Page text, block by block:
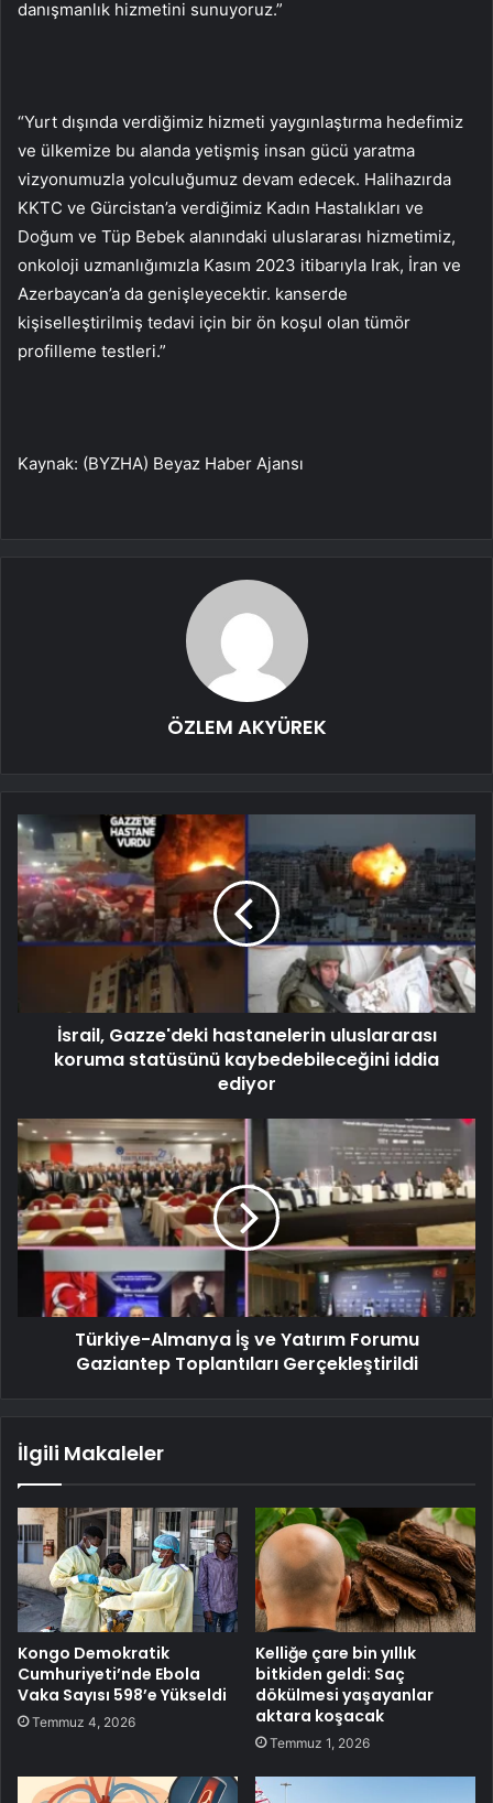
danışmanlık hizmetini sunuyoruz.”
“Yurt dışında verdiğimiz hizmeti yaygınlaştırma hedefimiz
ve ülkemize bu alanda yetişmiş insan gücü yaratma
vizyonumuzla yolculuğumuz devam edecek. Halihazırda
KKTC ve Gürcistan’a verdiğimiz Kadın Hastalıkları ve
Doğum ve Tüp Bebek alanındaki uluslararası hizmetimiz,
onkoloji uzmanlığımızla Kasım 2023 itibarıyla Irak, İran ve
Azerbaycan’a da genişleyecektir. kanserde
kişiselleştirilmiş tedavi için bir ön koşul olan tümör
profilleme testleri.”
Kaynak: (BYZHA) Beyaz Haber Ajansı
ÖZLEM AKYÜREK
İsrail, Gazze'deki hastanelerin uluslararası
koruma statüsünü kaybedebileceğini iddia
ediyor
Türkiye-Almanya İş ve Yatırım Forumu
Gaziantep Toplantıları Gerçekleştirildi
İlgili Makaleler
Kongo Demokratik
Cumhuriyeti’nde Ebola
Vaka Sayısı 598’e Yükseldi
Temmuz 4, 2026
Kelliğe çare bin yıllık
bitkiden geldi: Saç
dökülmesi yaşayanlar
aktara koşacak
Temmuz 1, 2026